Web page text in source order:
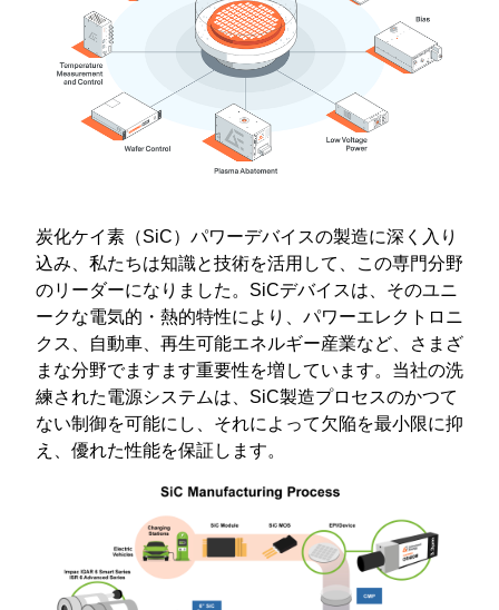
炭化ケイ素（SiC）パワーデバイスの製造に深く入り
込み、私たちは知識と技術を活用して、この専門分野
のリーダーになりました。SiCデバイスは、そのユニ
ークな電気的・熱的特性により、パワーエレクトロニ
クス、自動車、再生可能エネルギー産業など、さまざ
まな分野でますます重要性を増しています。当社の洗
練された電源システムは、SiC製造プロセスのかつて
ない制御を可能にし、それによって欠陥を最小限に抑
え、優れた性能を保証します。